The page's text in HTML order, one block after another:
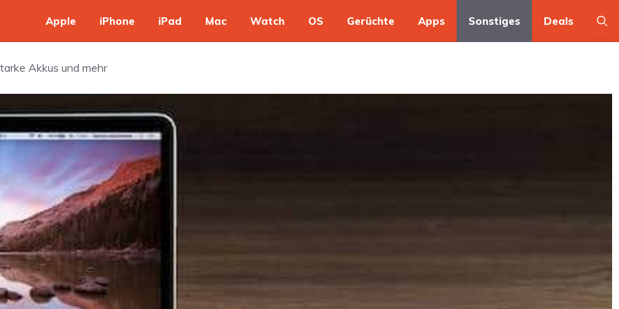
Apple iPhone iPad Mac Watch OS Gerüchte Apps Sonstiges Deals
Akkus und mehr